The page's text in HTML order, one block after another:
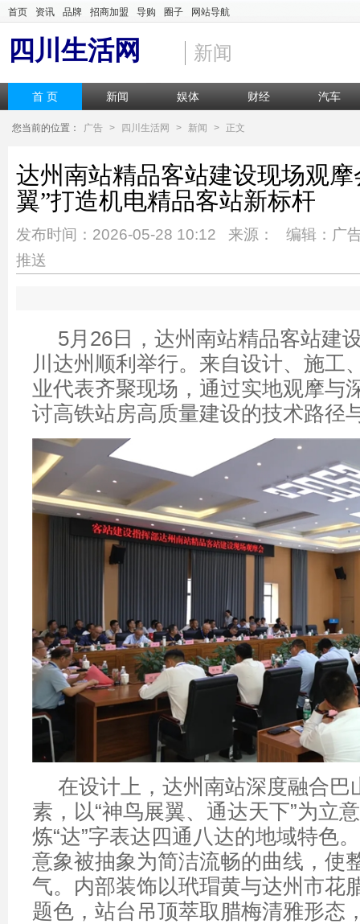
首页 资讯 品牌 招商加盟 导购 圈子 网站导航
四川生活网 新闻
首 页 新闻 娱体 财经 汽车
您当前的位置： 广告 > 四川生活网 > 新闻 > 正文
达州南站精品客站建设现场观
翼”打造机电精品客站新标杆
发布时间：2026-05-28 10:12 来源： 编辑：广
推送
5月26日，达州南站精品客站建
川达州顺利举行。来自设计、施工
业代表齐聚现场，通过实地观摩与
讨高铁站房高质量建设的技术路径
在设计上，达州南站深度融合巴
素，以“神鸟展翼、通达天下”为立
炼“达”字表达四通八达的地域特色
意象被抽象为简洁流畅的曲线，使
气。内部装饰以玳瑁黄与达州市花
题色，站台吊顶萃取腊梅清雅形态